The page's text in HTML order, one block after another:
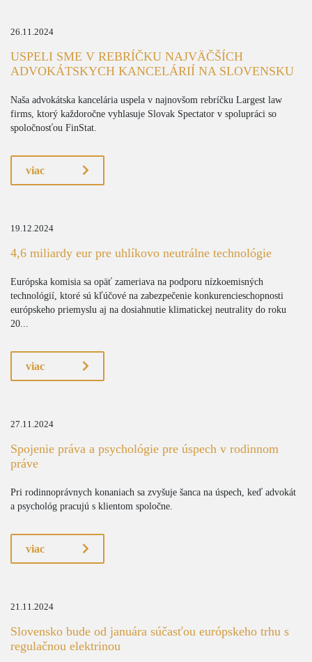
26.11.2024
USPELI SME V REBRÍČKU NAJVÄČŠÍCH
ADVOKÁTSKYCH KANCELÁRIÍ NA SLOVENSKU
Naša advokátska kancelária uspela v najnovšom rebríčku Largest law
firms, ktorý každoročne vyhlasuje Slovak Spectator v spolupráci so
spoločnosťou FinStat.
viac
19.12.2024
4,6 miliardy eur pre uhlíkovo neutrálne technológie
Európska komisia sa opäť zameriava na podporu nízkoemisných
technológií, ktoré sú kľúčové na zabezpečenie konkurencieschopnosti
európskeho priemyslu aj na dosiahnutie klimatickej neutrality do roku
20...
viac
27.11.2024
Spojenie práva a psychológie pre úspech v rodinnom
práve
Pri rodinnoprávnych konaniach sa zvyšuje šanca na úspech, keď advokát
a psychológ pracujú s klientom spoločne.
viac
21.11.2024
Slovensko bude od januára súčasťou európskeho trhu s
regulačnou elektrinou